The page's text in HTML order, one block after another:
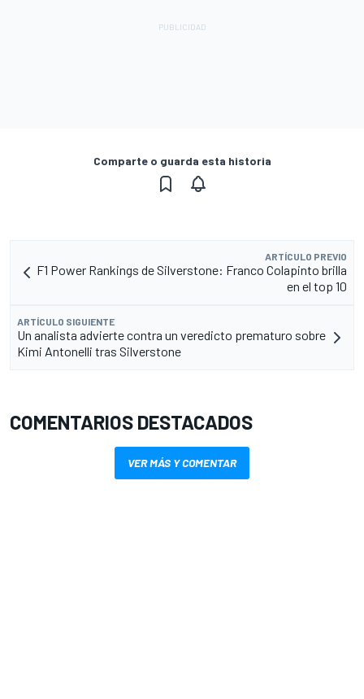
Comparte o guarda esta historia
ARTÍCULO PREVIO
F1 Power Rankings de Silverstone: Franco Colapinto brilla
en el top 10
ARTÍCULO SIGUIENTE
Un analista advierte contra un veredicto prematuro sobre
Kimi Antonelli tras Silverstone
COMENTARIOS DESTACADOS
VER MÁS Y COMENTAR